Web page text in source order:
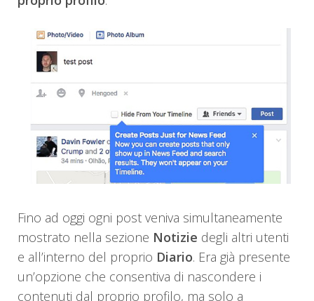
Fino ad oggi ogni post veniva simultaneamente
mostrato nella sezione Notizie degli altri utenti
e all’interno del proprio Diario. Era già presente
un’opzione che consentiva di nascondere i
contenuti dal proprio profilo, ma solo a